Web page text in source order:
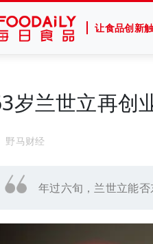
让食品创新
岁兰世立再创
野马财经
年过六旬，兰世立能否